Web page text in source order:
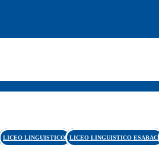
LICEO LINGUISTICO LICEO LINGUISTICO ESABAC